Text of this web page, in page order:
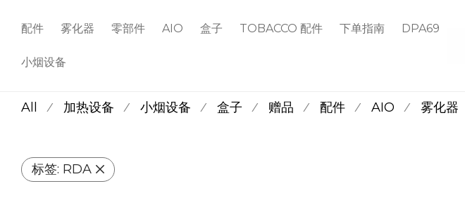
配件 雾化器 零部件 AIO 盒子 TOBACCO 配件 下单指南 DPA69
小烟设备
All ⁄ 加热设备 ⁄ 小烟设备 ⁄ 盒子 ⁄ 赠品 ⁄ 配件 ⁄ AIO ⁄ 雾化器
标签: RDA